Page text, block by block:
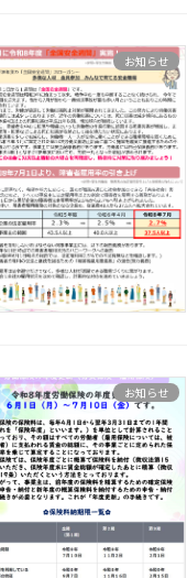
お知らせ
お知らせ